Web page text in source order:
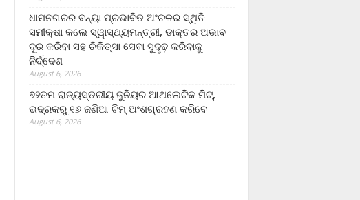
ଧାମନଗରର ବନ୍ୟା ପ୍ରଭାବିତ ଅଂଚଳର ସ୍ଥିତି
ସମୀକ୍ଷା କଲେ ସ୍ୱାସ୍ଥ୍ୟମନ୍ତ୍ରୀ, ଡାକ୍ତର ଅଭାବ
ଦୂର କରିବା ସହ ଚିକିତ୍ସା ସେବା ସୁଦୃଢ଼ କରିବାକୁ
ନିର୍ଦ୍ଦେଶ
August 6, 2026
୭୨ତମ ରାଜ୍ୟସ୍ତରୀୟ ଜୁନିୟର ଆଥଲେଟିକ ମିଟ୍‌,
ଭଦ୍ରକରୁ ୧୬ ଜଣିଆ ଟିମ୍ ଅଂଶଗ୍ରହଣ କରିବେ
August 6, 2026